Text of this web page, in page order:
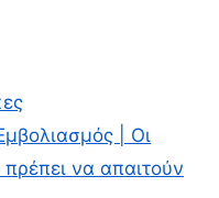
| Οι
να απαιτούν